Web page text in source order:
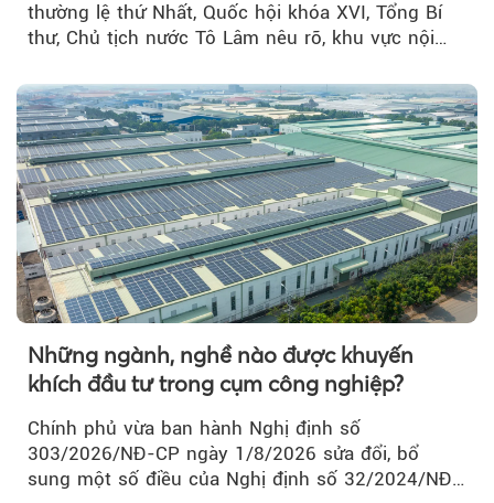
thường lệ thứ Nhất, Quốc hội khóa XVI, Tổng Bí
thư, Chủ tịch nước Tô Lâm nêu rõ, khu vực nội
Những ngành, nghề nào được khuyến
khích đầu tư trong cụm công nghiệp?
Chính phủ vừa ban hành Nghị định số
303/2026/NĐ-CP ngày 1/8/2026 sửa đổi, bổ
sung một số điều của Nghị định số 32/2024/NĐ-